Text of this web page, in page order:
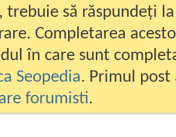
trebuie să răspundeți
Completarea
în care sunt
Seopedia. Primul
forumisti.